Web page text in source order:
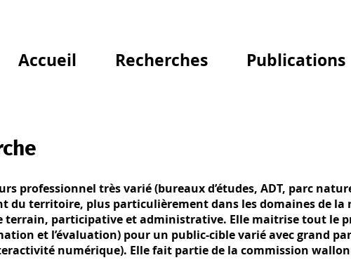
Accueil Recherches Publications
professionnel très varié (bureaux d’études, ADT, parc
du territoire, plus particulièrement dans les domaines de
terrain, participative et administrative. Elle maitrise tout le
et l’évaluation) pour un public-cible varié avec grand
numérique). Elle fait partie de la commission